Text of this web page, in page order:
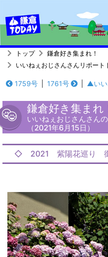
トップ
鎌倉好き集まれ！
いいねぇおじさんさんリポート
1759号 1761号
▲いい
鎌倉好き集まれ
いいねぇおじさんさん
（2021年6月15日）
◇ 2021 紫陽花巡り 御